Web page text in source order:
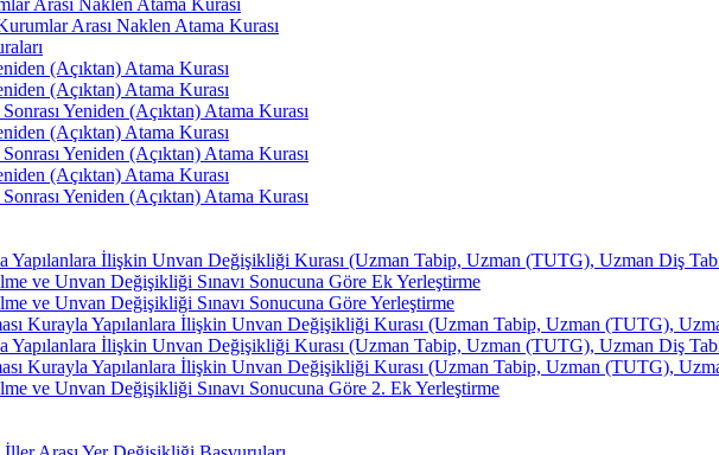
Arası Naklen Atama Kurası
Arası Naklen Atama Kurası
(Açıktan) Atama Kurası
(Açıktan) Atama Kurası
Yeniden (Açıktan) Atama Kurası
(Açıktan) Atama Kurası
Yeniden (Açıktan) Atama Kurası
(Açıktan) Atama Kurası
Yeniden (Açıktan) Atama Kurası
Yapılanlara İlişkin Unvan Değişikliği Kurası (Uzman Tabip, Uzman (TUTG), Uzman Diş
ve Unvan Değişikliği Sınavı Sonucuna Göre Ek Yerleştirme
ve Unvan Değişikliği Sınavı Sonucuna Göre Yerleştirme
Kurayla Yapılanlara İlişkin Unvan Değişikliği Kurası (Uzman Tabip, Uzman (TUTG),
Yapılanlara İlişkin Unvan Değişikliği Kurası (Uzman Tabip, Uzman (TUTG), Uzman Diş
Kurayla Yapılanlara İlişkin Unvan Değişikliği Kurası (Uzman Tabip, Uzman (TUTG),
ve Unvan Değişikliği Sınavı Sonucuna Göre 2. Ek Yerleştirme